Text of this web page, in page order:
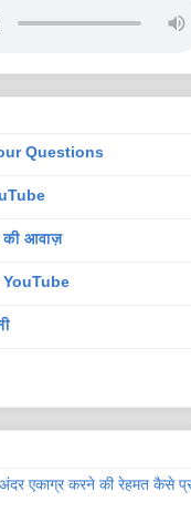
Questions
आवाज़
एकाग्र करने की रेहमत कैसे